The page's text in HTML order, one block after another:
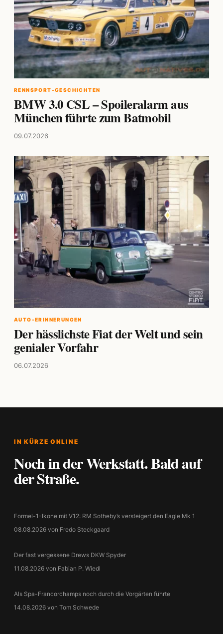
RENNSPORT-GESCHICHTEN
BMW 3.0 CSL – Spoileralarm aus
München führte zum Batmobil
09.07.2026
AUTO-ERINNERUNGEN
Der hässlichste Fiat der Welt und sein
genialer Vorfahr
06.07.2026
IN KÜRZE ONLINE
Noch in der Werkstatt. Bald auf
der Straße.
Formel-1-Ikone mit V12: RM Sotheby’s versteigert den Eagle Mk 1
08.08.2026 von Fredo Steckgaard
Der fast vergessene Drews DKW Spyder
11.08.2026 von Fabian P. Wiedl
Als Spa-Francorchamps noch durch die Vorgärten führte
14.08.2026 von Tom Schwede